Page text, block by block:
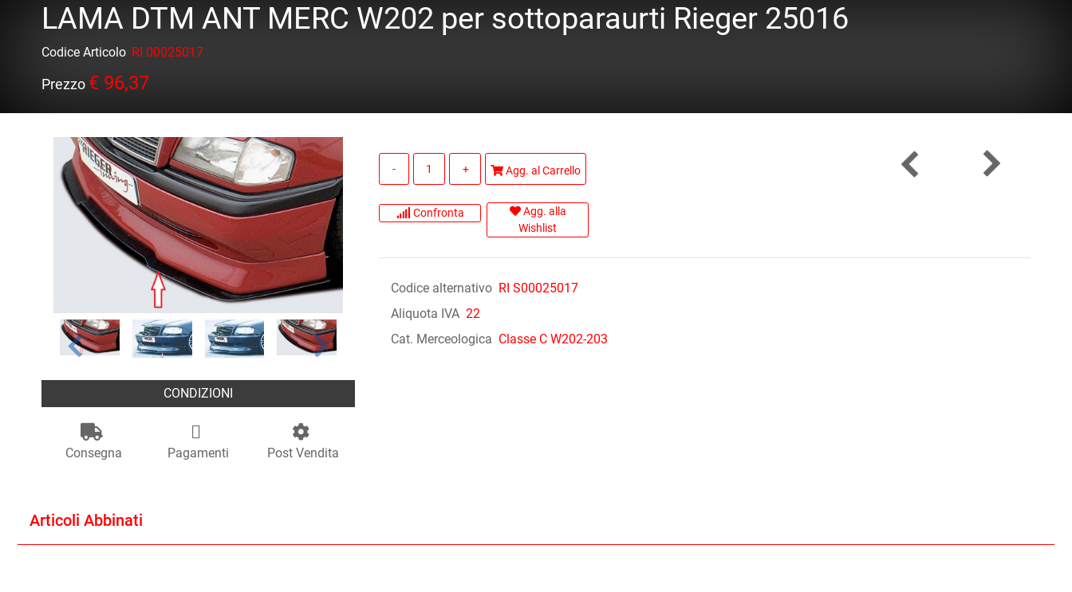
LAMA DTM ANT MERC W202 per sottoparaurti Rieger 25016
Codice Articolo RI 00025017
Prezzo € 96,37
CONDIZIONI
Consegna Pagamenti Post Vendita
Quantità
Agg. al Carrello
Confronta
Agg. alla
Wishlist
Codice alternativo RI S00025017
Aliquota IVA 22
Cat. Merceologica Classe C W202-203
Articoli Abbinati